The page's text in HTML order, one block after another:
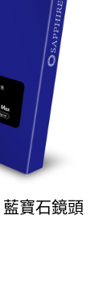
寶石鏡頭